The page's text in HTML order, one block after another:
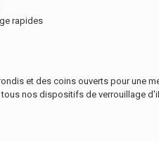
rapides
et des coins ouverts pour une
nos dispositifs de verrouillage